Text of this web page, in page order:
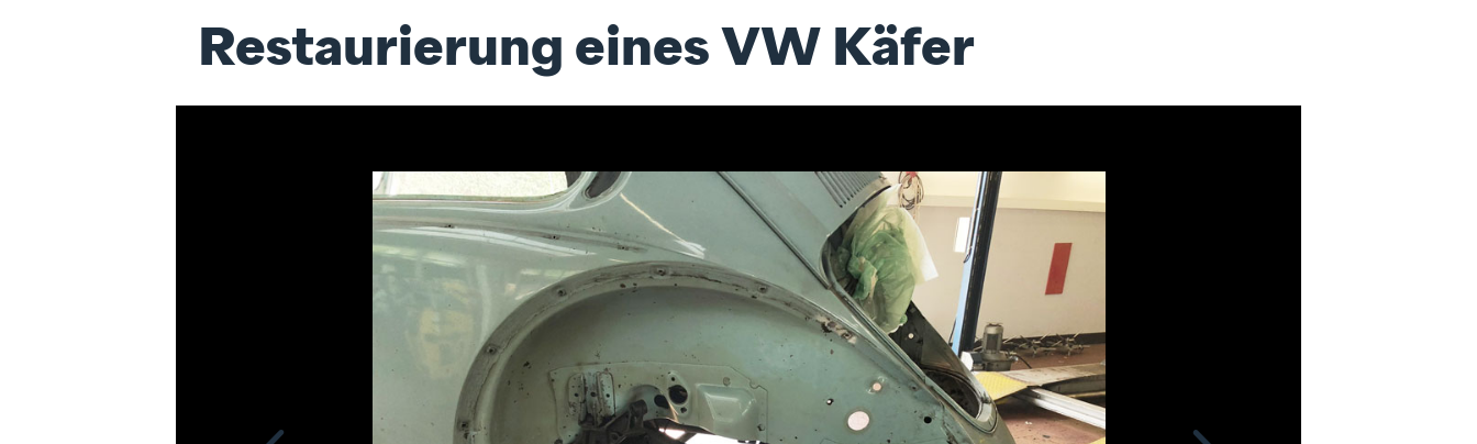
Restaurierung eines VW Käfer